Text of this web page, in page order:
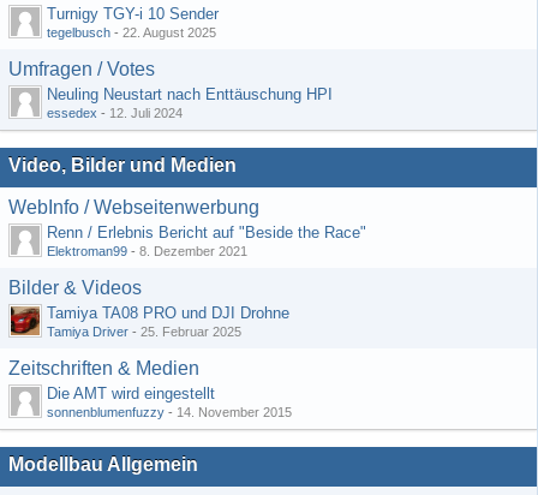
Turnigy TGY-i 10 Sender
tegelbusch - 22. August 2025
Umfragen / Votes
Neuling Neustart nach Enttäuschung HPI
essedex - 12. Juli 2024
Video, Bilder und Medien
WebInfo / Webseitenwerbung
Renn / Erlebnis Bericht auf "Beside the Race"
Elektroman99 - 8. Dezember 2021
Bilder & Videos
Tamiya TA08 PRO und DJI Drohne
Tamiya Driver - 25. Februar 2025
Zeitschriften & Medien
Die AMT wird eingestellt
sonnenblumenfuzzy - 14. November 2015
Modellbau Allgemein